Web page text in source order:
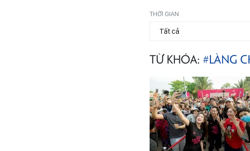
THỜI GIAN
TỪ KHÓA: #LÀNG